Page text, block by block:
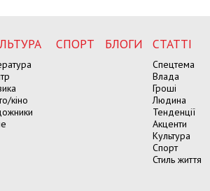
кіно
СПОРТ БЛОГИ СТАТТІ
Спецтема
Влада
Гроші
Людина
Тенденції
Акценти
Культура
Спорт
Стиль життя